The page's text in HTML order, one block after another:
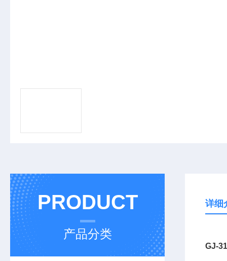
PRODUCT
产品分类
详细
GJ-